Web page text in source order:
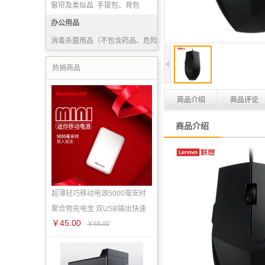
隔绝式正压氧气呼吸器
窗帘及类似品 手提包、背包
床罩 鞋、靴及附件
办公用品
消毒杀菌用品（不包含药品、危险化学品）
鼓粉盒 教具 颜料
热销商品
超薄轻巧移动电源5000毫安时
聚合物充电宝 双USB输出快速
￥45.00 ￥58.00
商品介绍 商品评论
商品介绍